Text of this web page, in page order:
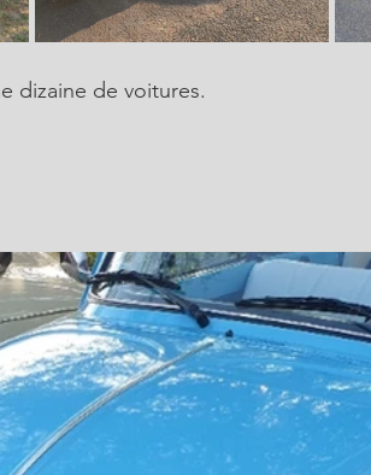
dizaine de voitures.